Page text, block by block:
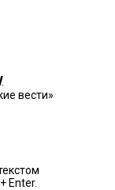
вести»
Enter.